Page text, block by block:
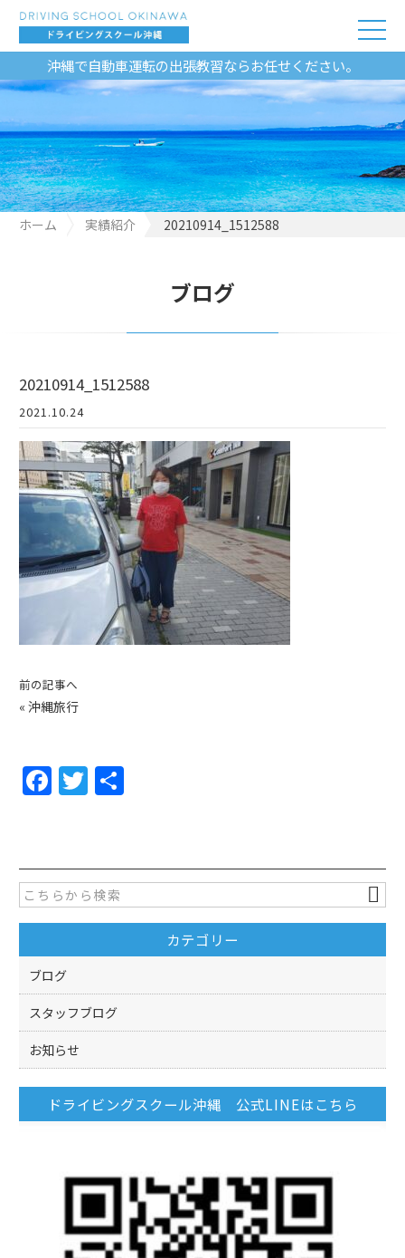
沖縄で自動車運転の出張教習ならお任せください。
ホーム 実績紹介 20210914_1512588
ブログ
20210914_1512588
2021.10.24
前の記事へ
« 沖縄旅行
F
e
b
o
o
k
T
er
カテゴリー
ブログ
スタッフブログ
お知らせ
ドライビングスクール沖縄 公式LINEはこちら